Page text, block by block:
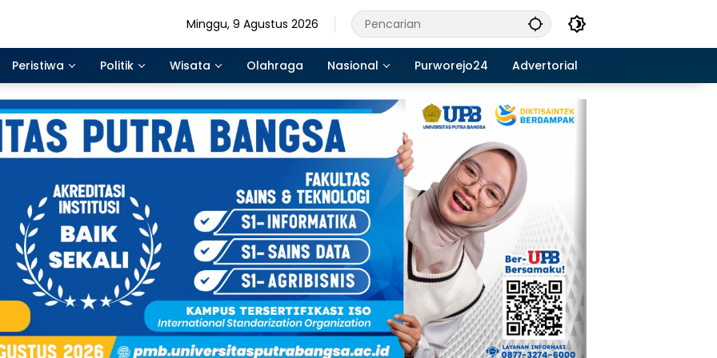
Minggu, 9 Agustus 2026
Peristiwa Politik Wisata Olahraga Nasional Purworejo24 Advertorial